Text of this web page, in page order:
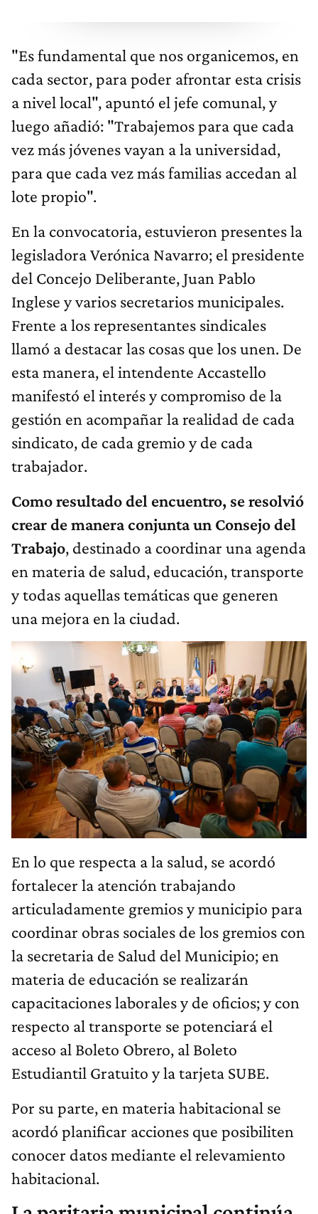
"Es fundamental que nos organicemos, en
cada sector, para poder afrontar esta crisis
a nivel local", apuntó el jefe comunal, y
luego añadió: "Trabajemos para que cada
vez más jóvenes vayan a la universidad,
para que cada vez más familias accedan al
lote propio".
En la convocatoria, estuvieron presentes la
legisladora Verónica Navarro; el presidente
del Concejo Deliberante, Juan Pablo
Inglese y varios secretarios municipales.
Frente a los representantes sindicales
llamó a destacar las cosas que los unen. De
esta manera, el intendente Accastello
manifestó el interés y compromiso de la
gestión en acompañar la realidad de cada
sindicato, de cada gremio y de cada
trabajador.
Como resultado del encuentro, se resolvió
crear de manera conjunta un Consejo del
Trabajo, destinado a coordinar una agenda
en materia de salud, educación, transporte
y todas aquellas temáticas que generen
una mejora en la ciudad.
En lo que respecta a la salud, se acordó
fortalecer la atención trabajando
articuladamente gremios y municipio para
coordinar obras sociales de los gremios con
la secretaria de Salud del Municipio; en
materia de educación se realizarán
capacitaciones laborales y de oficios; y con
respecto al transporte se potenciará el
acceso al Boleto Obrero, al Boleto
Estudiantil Gratuito y la tarjeta SUBE.
Por su parte, en materia habitacional se
acordó planificar acciones que posibiliten
conocer datos mediante el relevamiento
habitacional.